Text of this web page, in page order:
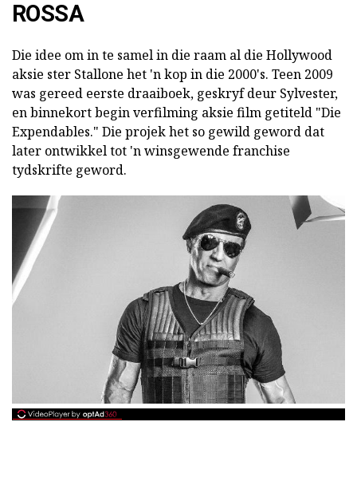
ROSSA
Die idee om in te samel in die raam al die Hollywood
aksie ster Stallone het 'n kop in die 2000's. Teen 2009
was gereed eerste draaiboek, geskryf deur Sylvester,
en binnekort begin verfilming aksie film getiteld "Die
Expendables." Die projek het so gewild geword dat
later ontwikkel tot 'n winsgewende franchise
tydskrifte geword.